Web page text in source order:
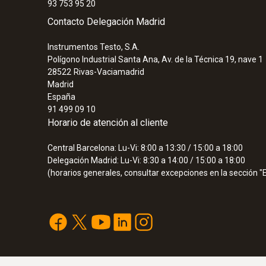
93 753 95 20
Contacto Delegación Madrid
Instrumentos Testo, S.A.
Polígono Industrial Santa Ana, Av. de la Técnica 19, nave 1
28522 Rivas-Vaciamadrid
Madrid
España
91 499 09 10
Horario de atención al cliente
Central Barcelona: Lu-Vi: 8:00 a 13:30 / 15:00 a 18:00
Delegación Madrid: Lu-Vi: 8:30 a 14:00 / 15:00 a 18:00
(horarios generales, consultar excepciones en la sección